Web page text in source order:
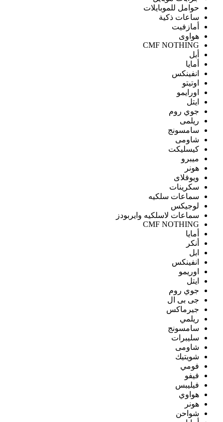
حوامل للموبايلات
ساعات ذكية
أمازفيت
هواوى
CMF NOTHING
أبل
أمايا
انفينكس
اوتيتو
اورايمو
ايتل
جوي روم
ريلمى
سامسونج
شاومى
كيسليكت
ميبرو
هونر
ويوفلاى
سكرينات
سماعات سلكيه
لوجيكس
سماعات لاسلكيه وايربودز
CMF NOTHING
أمايا
أنكر
ابل
انفينكس
اوريمو
ايتل
جوي روم
جى بى ال
جيرماكس
ريلمي
سامسونج
سليبرات
شاومى
شويتيك
فومي
فيفو
فيليبس
هواوي
هونر
شواحن